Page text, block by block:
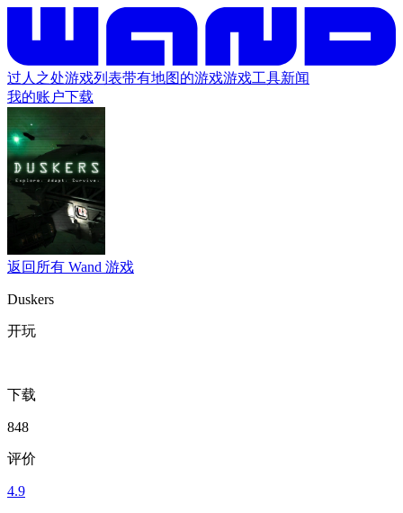
过人之处游戏列表带有地图的游戏游戏工具新闻
我的账户下载
返回所有 Wand 游戏
Duskers
开玩
下载
848
评价
4.9